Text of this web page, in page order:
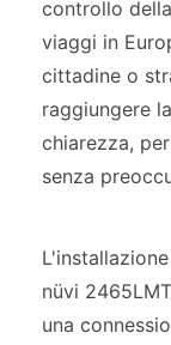
controllo
viaggi in
cittadine o
raggiungere
chiarezza,
senza
nüvi
una